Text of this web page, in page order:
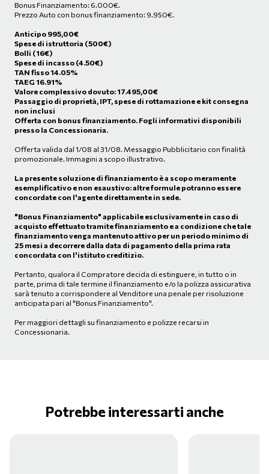
Bonus Finanziamento: 6.000€.
Prezzo Auto con bonus finanziamento: 9.950€.
Anticipo 995,00€
Spese di istruttoria (500€)
Bolli (16€)
Spese di incasso (4.50€)
TAN fisso 14.05%
TAEG 16.91%
Valore complessivo dovuto:17.495,00€
Passaggio di proprietà, IPT, spese di rottamazione e kit consegna
non inclusi
Offerta con bonus finanziamento. Fogli informativi disponibili
presso la Concessionaria.
Offerta valida dal 1/08 al 31/08. Messaggio Pubblicitario con finalità
promozionale. Immagini a scopo illustrativo.
La presente soluzione di finanziamento è a scopo meramente
esemplificativo e non esaustivo: altre formule potranno essere
concordate con l'agente direttamente in sede.
"Bonus Finanziamento" applicabile esclusivamente in caso di
acquisto effettuato tramite finanziamento e a condizione che tale
finanziamento venga mantenuto attivo per un periodo minimo di
25 mesi a decorrere dalla data di pagamento della prima rata
concordata con l'istituto creditizio.
Pertanto, qualora il Compratore decida di estinguere, in tutto o in
parte, prima di tale termine il finanziamento e/o la polizza assicurativa
sarà tenuto a corrispondere al Venditore una penale per risoluzione
anticipata pari al "Bonus Finanziamento".
Per maggiori dettagli su finanziamento e polizze recarsi in
Concessionaria.
Potrebbe interessarti anche